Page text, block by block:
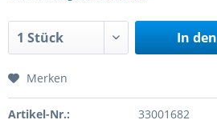
In den
Merken
Artikel-Nr.: 33001682